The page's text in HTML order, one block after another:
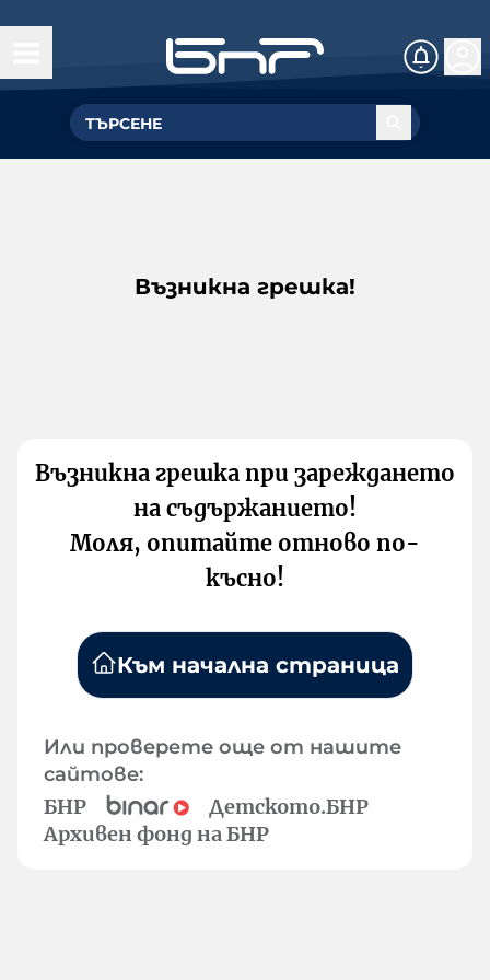
Възникна грешка!
Възникна грешка при зареждането
на съдържанието!
Моля, опитайте отново по-
късно!
Към начална страница
Или проверете още от нашите
сайтове:
БНР
Детското.БНР
Архивен фонд на БНР